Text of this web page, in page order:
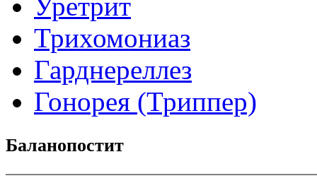
Трихомониаз
Гарднереллез
Гонорея (Триппер)
Баланопостит